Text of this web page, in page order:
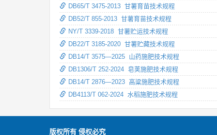
DB65/T 3475-2013 甘薯育苗技术规程
DB52/T 855-2013 甘薯育苗技术规程
NY/T 3339-2018 甘薯贮运技术规程
DB22/T 3185-2020 甘薯贮藏技术规程
DB14/T 3575—2025 山药施肥技术规程
DB1306/T 252-2024 皂荚施肥技术规程
DB14/T 2876—2023 高粱施肥技术规程
DB4113/T 062-2024 水稻施肥技术规程
版权所有 侵权必究